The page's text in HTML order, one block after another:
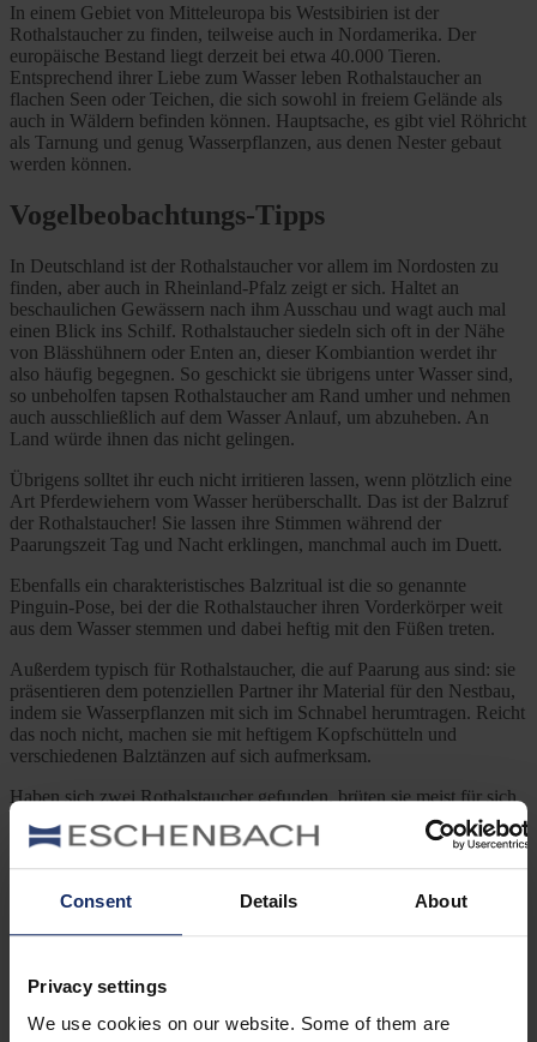
Consent Details About
Privacy settings
We use cookies on our website. Some of them are
In einem Gebiet von Mitteleuropa bis Westsibirien ist der
Rothalstaucher zu finden, teilweise auch in Nordamerika. Der
europäische Bestand liegt derzeit bei etwa 40.000 Tieren.
Entsprechend ihrer Liebe zum Wasser leben Rothalstaucher an
flachen Seen oder Teichen, die sich sowohl in freiem Gelände als
auch in Wäldern befinden können. Hauptsache, es gibt viel Röhricht
als Tarnung und genug Wasserpflanzen, aus denen Nester gebaut
werden können.
Vogelbeobachtungs-Tipps
In Deutschland ist der Rothalstaucher vor allem im Nordosten zu
finden, aber auch in Rheinland-Pfalz zeigt er sich. Haltet an
beschaulichen Gewässern nach ihm Ausschau und wagt auch mal
einen Blick ins Schilf. Rothalstaucher siedeln sich oft in der Nähe
von Blässhühnern oder Enten an, dieser Kombiantion werdet ihr
also häufig begegnen. So geschickt sie übrigens unter Wasser sind,
so unbeholfen tapsen Rothalstaucher am Rand umher und nehmen
auch ausschließlich auf dem Wasser Anlauf, um abzuheben. An
Land würde ihnen das nicht gelingen.
Übrigens solltet ihr euch nicht irritieren lassen, wenn plötzlich eine
Art Pferdewiehern vom Wasser herüberschallt. Das ist der Balzruf
der Rothalstaucher! Sie lassen ihre Stimmen während der
Paarungszeit Tag und Nacht erklingen, manchmal auch im Duett.
Ebenfalls ein charakteristisches Balzritual ist die so genannte
Pinguin-Pose, bei der die Rothalstaucher ihren Vorderkörper weit
aus dem Wasser stemmen und dabei heftig mit den Füßen treten.
Außerdem typisch für Rothalstaucher, die auf Paarung aus sind: sie
präsentieren dem potenziellen Partner ihr Material für den Nestbau,
indem sie Wasserpflanzen mit sich im Schnabel herumtragen. Reicht
das noch nicht, machen sie mit heftigem Kopfschütteln und
verschiedenen Balztänzen auf sich aufmerksam.
Haben sich zwei Rothalstaucher gefunden, brüten sie meist für sich
und bilden keine großen Kolonien. Das Nest wird aus möglichst
stabilem Pflanzenmaterial gebaut und schwimmt am Rande von See
ohne dass das Nest weiter ausgebessert wird. Sind die Küken